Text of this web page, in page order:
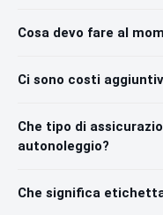
Cosa devo fare al
Ci sono costi
Che tipo di
autonoleggio?
Che significa